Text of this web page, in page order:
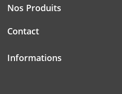
Nos Produits
Contact
Informations